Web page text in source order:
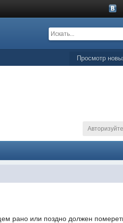
Просмотр
рано или поздно должен